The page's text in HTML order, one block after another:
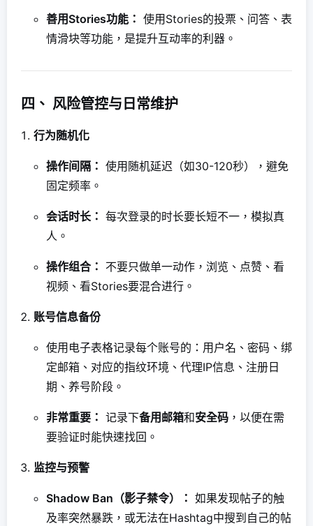
善用Stories功能： 使用Stories的投票、问答、表
情滑块等功能，是提升互动率的利器。
四、 风险管控与日常维护
行为随机化
操作间隔： 使用随机延迟（如30-120秒），避免
固定频率。
会话时长： 每次登录的时长要长短不一，模拟真
人。
操作组合： 不要只做单一动作，浏览、点赞、看
视频、看Stories要混合进行。
账号信息备份
使用电子表格记录每个账号的：用户名、密码、绑
定邮箱、对应的指纹环境、代理IP信息、注册日
期、养号阶段。
非常重要： 记录下备用邮箱和安全码 ，以便在需
要验证时能快速找回。
监控与预警
Shadow Ban（影子禁令）： 如果发现帖子的触
及率突然暴跌，或无法在Hashtag中搜到自己的帖